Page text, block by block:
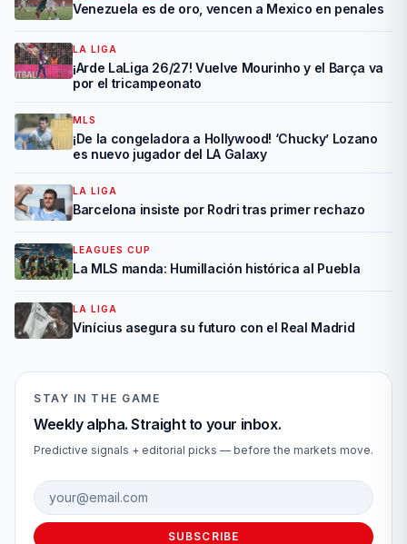
Venezuela es de oro, vencen a Mexico en penales
LA LIGA
¡Arde LaLiga 26/27! Vuelve Mourinho y el Barça va
por el tricampeonato
MLS
¡De la congeladora a Hollywood! ‘Chucky’ Lozano
es nuevo jugador del LA Galaxy
LA LIGA
Barcelona insiste por Rodri tras primer rechazo
LEAGUES CUP
La MLS manda: Humillación histórica al Puebla
LA LIGA
Vinícius asegura su futuro con el Real Madrid
STAY IN THE GAME
Weekly alpha. Straight to your inbox.
Predictive signals + editorial picks — before the markets move.
Email address
SUBSCRIBE